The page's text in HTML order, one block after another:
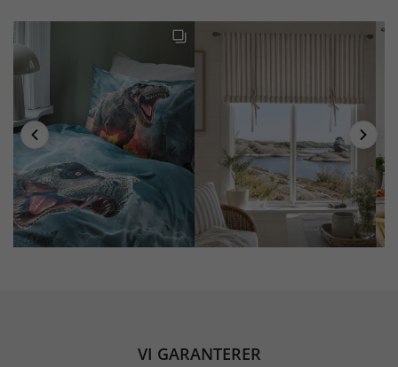
VI GARANTERER